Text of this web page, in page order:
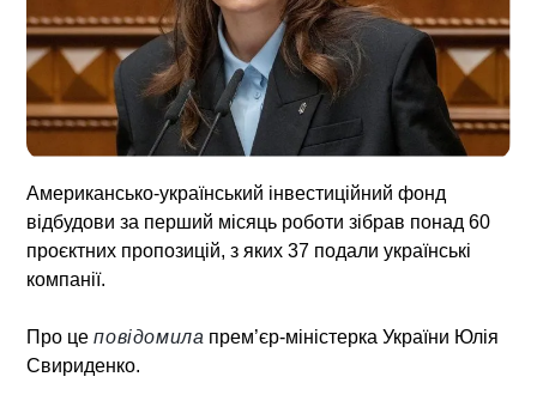
Американсько-український інвестиційний фонд
відбудови за перший місяць роботи зібрав понад 60
проєктних пропозицій, з яких 37 подали українські
компанії.
Про цеповідомила прем’єр-міністерка України Юлія
Свириденко.